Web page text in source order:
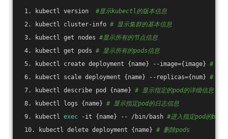
1. kubectl version #显示kubectl的版本信息
2. kubectl cluster-info # 显示集群的基本信息
3. kubectl get nodes #显示所有的节点信息
4. kubectl get pods # 显示所有的pods信息
5. kubectl create deployment {name} --image={image} # 创
6. kubectl scale deployment {name} --replicas={num} # 修
7. kubectl describe pod {name} # 显示指定的pod的详细信息
8. kubectl logs {name} # 显示指定pod的日志信息
9. kubectl exec -it {name} -- /bin/bash #进入指定pod的bash
10. kubectl delete deployment {name} # 删除pods